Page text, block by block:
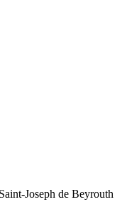
Joseph de Beyrouth